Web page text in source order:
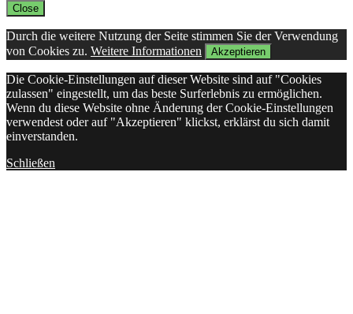
Close
Durch die weitere Nutzung der Seite stimmen Sie der Verwendung
von Cookies zu. Weitere Informationen Akzeptieren
Die Cookie-Einstellungen auf dieser Website sind auf "Cookies
zulassen" eingestellt, um das beste Surferlebnis zu ermöglichen.
Wenn du diese Website ohne Änderung der Cookie-Einstellungen
verwendest oder auf "Akzeptieren" klickst, erklärst du sich damit
einverstanden.
Schließen